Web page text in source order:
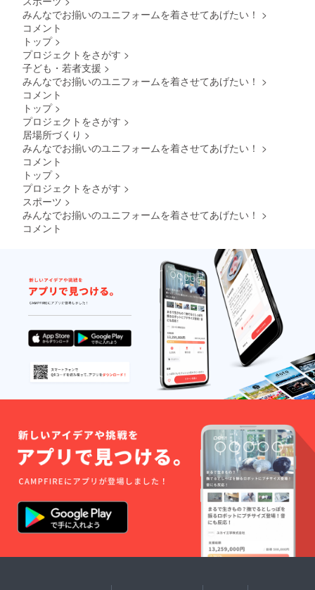
みんなでお揃いのユニフォームを着させてあげたい！ >
コメント
トップ >
プロジェクトをさがす >
子ども・若者支援 >
みんなでお揃いのユニフォームを着させてあげたい！ >
コメント
トップ >
プロジェクトをさがす >
居場所づくり >
みんなでお揃いのユニフォームを着させてあげたい！ >
コメント
トップ >
プロジェクトをさがす >
スポーツ >
みんなでお揃いのユニフォームを着させてあげたい！ >
コメント